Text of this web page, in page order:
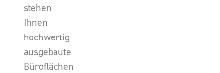
stehen
Ihnen
hochwertig
ausgebaute
Büroflächen